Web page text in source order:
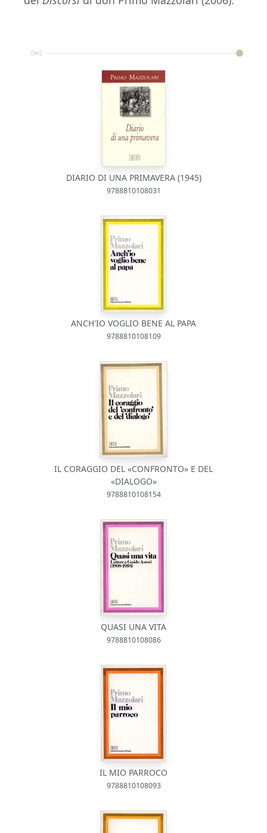
DIARIO DI UNA PRIMAVERA (1945)
9788810108031
ANCH'IO VOGLIO BENE AL PAPA
9788810108109
IL CORAGGIO DEL «CONFRONTO» E DEL
«DIALOGO»
9788810108154
QUASI UNA VITA
9788810108086
IL MIO PARROCO
9788810108093